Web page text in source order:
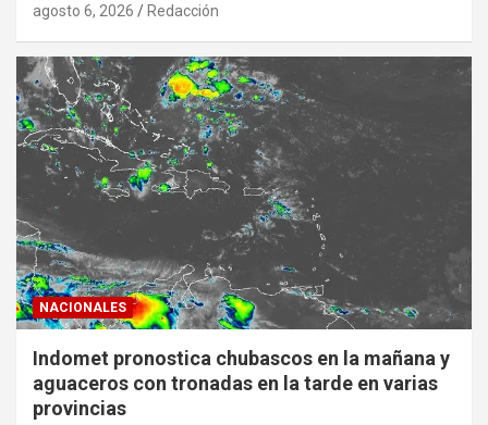
agosto 6, 2026 Redacción
NACIONALES
Indomet pronostica chubascos en la mañana y
aguaceros con tronadas en la tarde en varias
provincias